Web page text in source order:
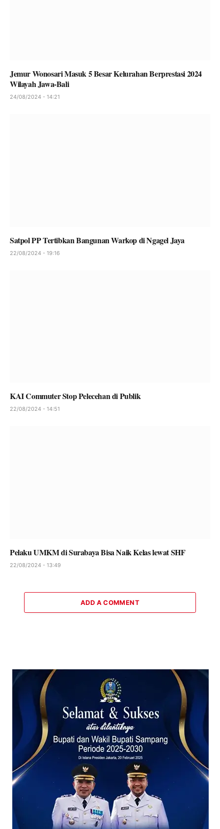
Jemur Wonosari Masuk 5 Besar Kelurahan Berprestasi 2024
Wilayah Jawa-Bali
24/08/2024 - 14:21
Satpol PP Tertibkan Bangunan Warkop di Ngagel Jaya
22/08/2024 - 19:16
KAI Commuter Stop Pelecehan di Publik
22/08/2024 - 14:51
Pelaku UMKM di Surabaya Bisa Naik Kelas lewat SHF
22/08/2024 - 13:49
ADD A COMMENT